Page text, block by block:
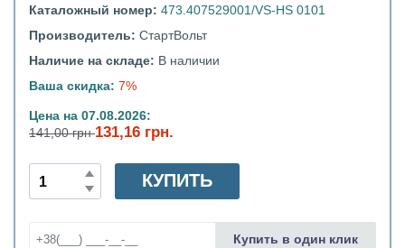
Каталожный номер: 473.407529001/VS-HS 0101
Производитель: СтартВольт
Наличие на складе: В наличии
Ваша скидка: 7%
Цена на 07.08.2026:
141,00 грн131,16 грн.
КУПИТЬ
Купить в один клик